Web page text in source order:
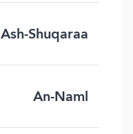
Ash-Shuqaraa
An-Naml